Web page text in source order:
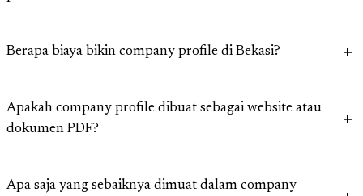
Berapa biaya bikin company profile di Bekasi?
Apakah company profile dibuat sebagai website atau
dokumen PDF?
Apa saja yang sebaiknya dimuat dalam company